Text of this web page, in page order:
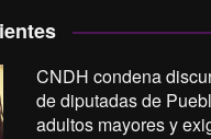
CNDH condena
de diputadas de
adultos mayores y